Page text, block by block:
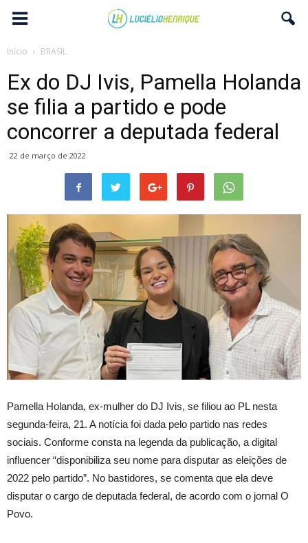
Início BRASIL
Ex do DJ Ivis, Pamella Holanda
se filia a partido e pode
concorrer a deputada federal
22 de março de 2022
Pamella Holanda, ex-mulher do DJ Ivis, se filiou ao PL nesta
segunda-feira, 21. A notícia foi dada pelo partido nas redes
sociais. Conforme consta na legenda da publicação, a digital
influencer “disponibiliza seu nome para disputar as eleições de
2022 pelo partido”. No bastidores, se comenta que ela deve
disputar o cargo de deputada federal, de acordo com o jornal O
Povo.